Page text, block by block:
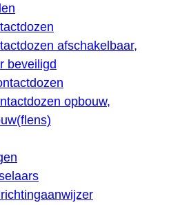
afschakelbaar,
beveiligd
opbouw,